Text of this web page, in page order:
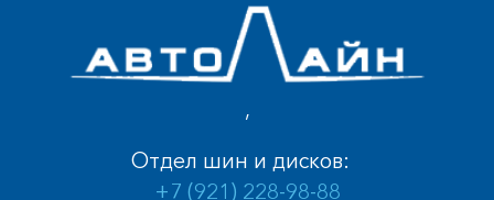
,
Отдел шин и дисков:
+7 (921) 228-98-88